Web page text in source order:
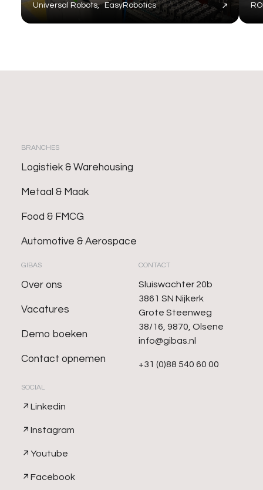
Universal Robots, EasyRobotics
CONTACT
Sluiswachter 20b
3861 SN Nijkerk
Grote Steenweg
38/16, 9870, Olsene
info@gibas.nl
+31 (0)88 540 60 00
BRANCHES
Logistiek & Warehousing
Metaal & Maak
Food & FMCG
Automotive & Aerospace
GIBAS
Over ons
Vacatures
Demo boeken
Contact opnemen
SOCIAL
Linkedin
Instagram
Youtube
Facebook